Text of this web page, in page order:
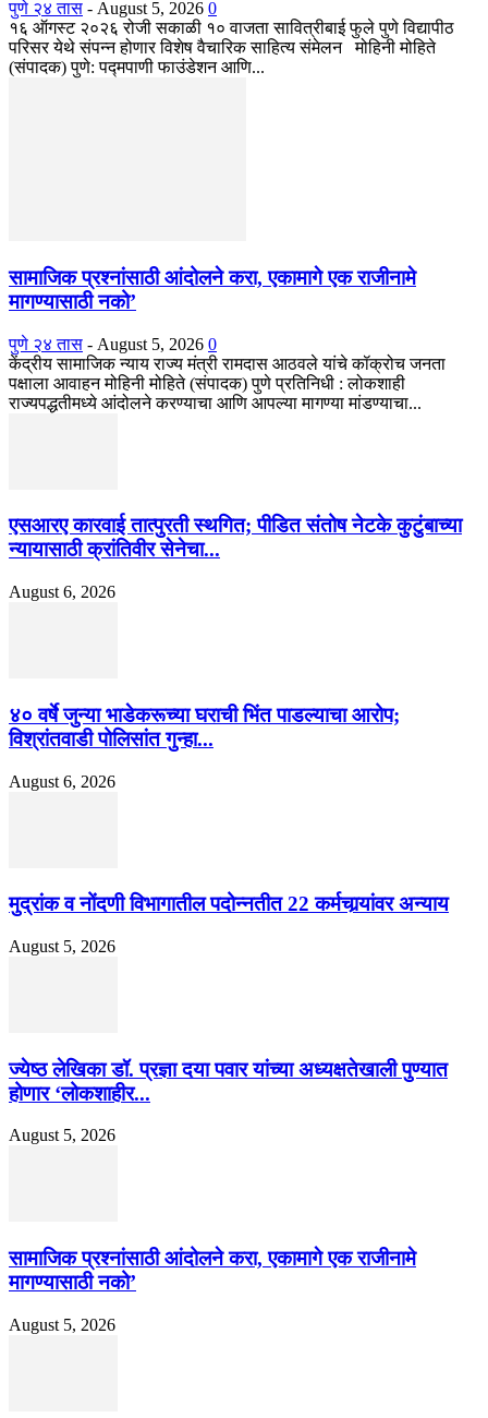
पुणे २४ तास - August 5, 2026 0
१६ ऑगस्ट २०२६ रोजी सकाळी १० वाजता सावित्रीबाई फुले पुणे विद्यापीठ
परिसर येथे संपन्न होणार विशेष वैचारिक साहित्य संमेलन मोहिनी मोहिते
(संपादक) पुणे: पद्मपाणी फाउंडेशन आणि...
सामाजिक प्रश्नांसाठी आंदोलने करा, एकामागे एक राजीनामे
मागण्यासाठी नको’
पुणे २४ तास - August 5, 2026 0
केंद्रीय सामाजिक न्याय राज्य मंत्री रामदास आठवले यांचे कॉक्रोच जनता
पक्षाला आवाहन मोहिनी मोहिते (संपादक) पुणे प्रतिनिधी : लोकशाही
राज्यपद्धतीमध्ये आंदोलने करण्याचा आणि आपल्या मागण्या मांडण्याचा...
एसआरए कारवाई तात्पुरती स्थगित; पीडित संतोष नेटके कुटुंबाच्या
न्यायासाठी क्रांतिवीर सेनेचा...
August 6, 2026
४० वर्षे जुन्या भाडेकरूच्या घराची भिंत पाडल्याचा आरोप;
विश्रांतवाडी पोलिसांत गुन्हा...
August 6, 2026
मुद्रांक व नोंदणी विभागातील पदोन्नतीत 22 कर्मचार्‍यांवर अन्याय
August 5, 2026
ज्येष्ठ लेखिका डॉ. प्रज्ञा दया पवार यांच्या अध्यक्षतेखाली पुण्यात
होणार ‘लोकशाहीर...
August 5, 2026
सामाजिक प्रश्नांसाठी आंदोलने करा, एकामागे एक राजीनामे
मागण्यासाठी नको’
August 5, 2026